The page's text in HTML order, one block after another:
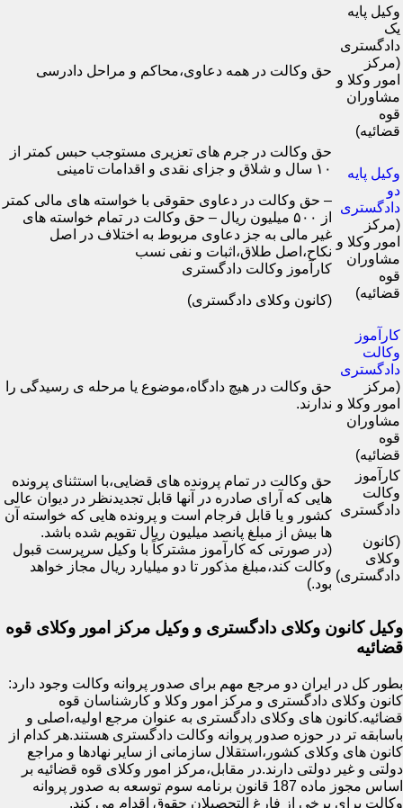
وکیل پایه
یک
دادگستری
(مرکز
امور وکلا و
مشاوران
قوه
قضائیه)
حق وکالت در همه دعاوی،محاکم و مراحل دادرسی
وکیل پایه
دو
دادگستری
(مرکز
امور وکلا و
مشاوران
قوه
قضائیه)
حق وکالت در جرم های تعزیری مستوجب حبس کمتر از
۱۰ سال و شلاق و جزای نقدی و اقدامات تامینی
– حق وکالت در دعاوی حقوقی با خواسته های مالی کمتر
از ۵۰۰ میلیون ریال – حق وکالت در تمام خواسته های
غیر مالی به جز دعاوی مربوط به اختلاف در اصل
نکاح،اصل طلاق،اثبات و نفی نسب
کارآموز وکالت دادگستری
(کانون وکلای دادگستری)
کارآموز
وکالت
دادگستری
(مرکز
امور وکلا و
مشاوران
قوه
قضائیه)
حق وکالت در هیچ دادگاه،موضوع یا مرحله ی رسیدگی را
ندارند.
کارآموز
وکالت
دادگستری
(کانون
وکلای
دادگستری)
حق وکالت در تمام پرونده های قضایی،با استثنای پرونده
هایی که آرای صادره در آنها قابل تجدیدنظر در دیوان عالی
کشور و یا قابل فرجام است و پرونده هایی که خواسته آن
ها بیش از مبلغ پانصد میلیون ریال تقویم شده باشد.
(در صورتی که کارآموز مشترکاً با وکیل سرپرست قبول
وکالت کند،مبلغ مذکور تا دو میلیارد ریال مجاز خواهد
بود.)
وکیل کانون وکلای دادگستری و وکیل مرکز امور وکلای قوه
قضائیه
بطور کل در ایران دو مرجع مهم برای صدور پروانه وکالت وجود دارد:
کانون وکلای دادگستری و مرکز امور وکلا و کارشناسان قوه
قضائیه.کانون های وکلای دادگستری به عنوان مرجع اولیه،اصلی و
باسابقه تر در حوزه صدور پروانه وکالت دادگستری هستند.هر کدام از
کانون های وکلای کشور،استقلال سازمانی از سایر نهادها و مراجع
دولتی و غیر دولتی دارند.در مقابل،مرکز امور وکلای قوه قضائیه بر
اساس مجوز ماده 187 قانون برنامه سوم توسعه به صدور پروانه
وکالت برای برخی از فارغ التحصیلان حقوق اقدام می کند.